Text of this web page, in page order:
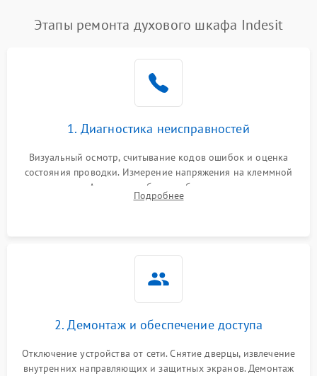
Этапы ремонта духового шкафа Indesit
1. Диагностика неисправностей
Визуальный осмотр, считывание кодов ошибок и оценка
состояния проводки. Измерение напряжения на клеммной
колодке. Анализ жалоб на проблемы с нагревом,
конвекцией, панелью управления или блокировкой дверцы.
Подробнее
2. Демонтаж и обеспечение доступа
Отключение устройства от сети. Снятие дверцы, извлечение
внутренних направляющих и защитных экранов. Демонтаж